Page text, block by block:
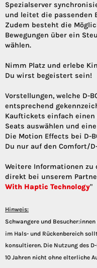
Spezialserver
und leitet die passenden
Zudem besteht die
Bewegungen über ein
wählen.
Nimm Platz und erlebe
Du wirst begeistert sein!
Vorstellungen, welche D-
entsprechend
Kauftickets einfach einen
Seats auswählen und
Die Motion Effects bei D-
Du nur auf den Comfort/
Weitere Informationen zu
direkt bei unserem
With Haptic Technology"
Hinweis:
Schwangere und
im Hals- und Rückenbereich
konsultieren. Die Nutzung des
10 Jahren nicht ohne elterliche